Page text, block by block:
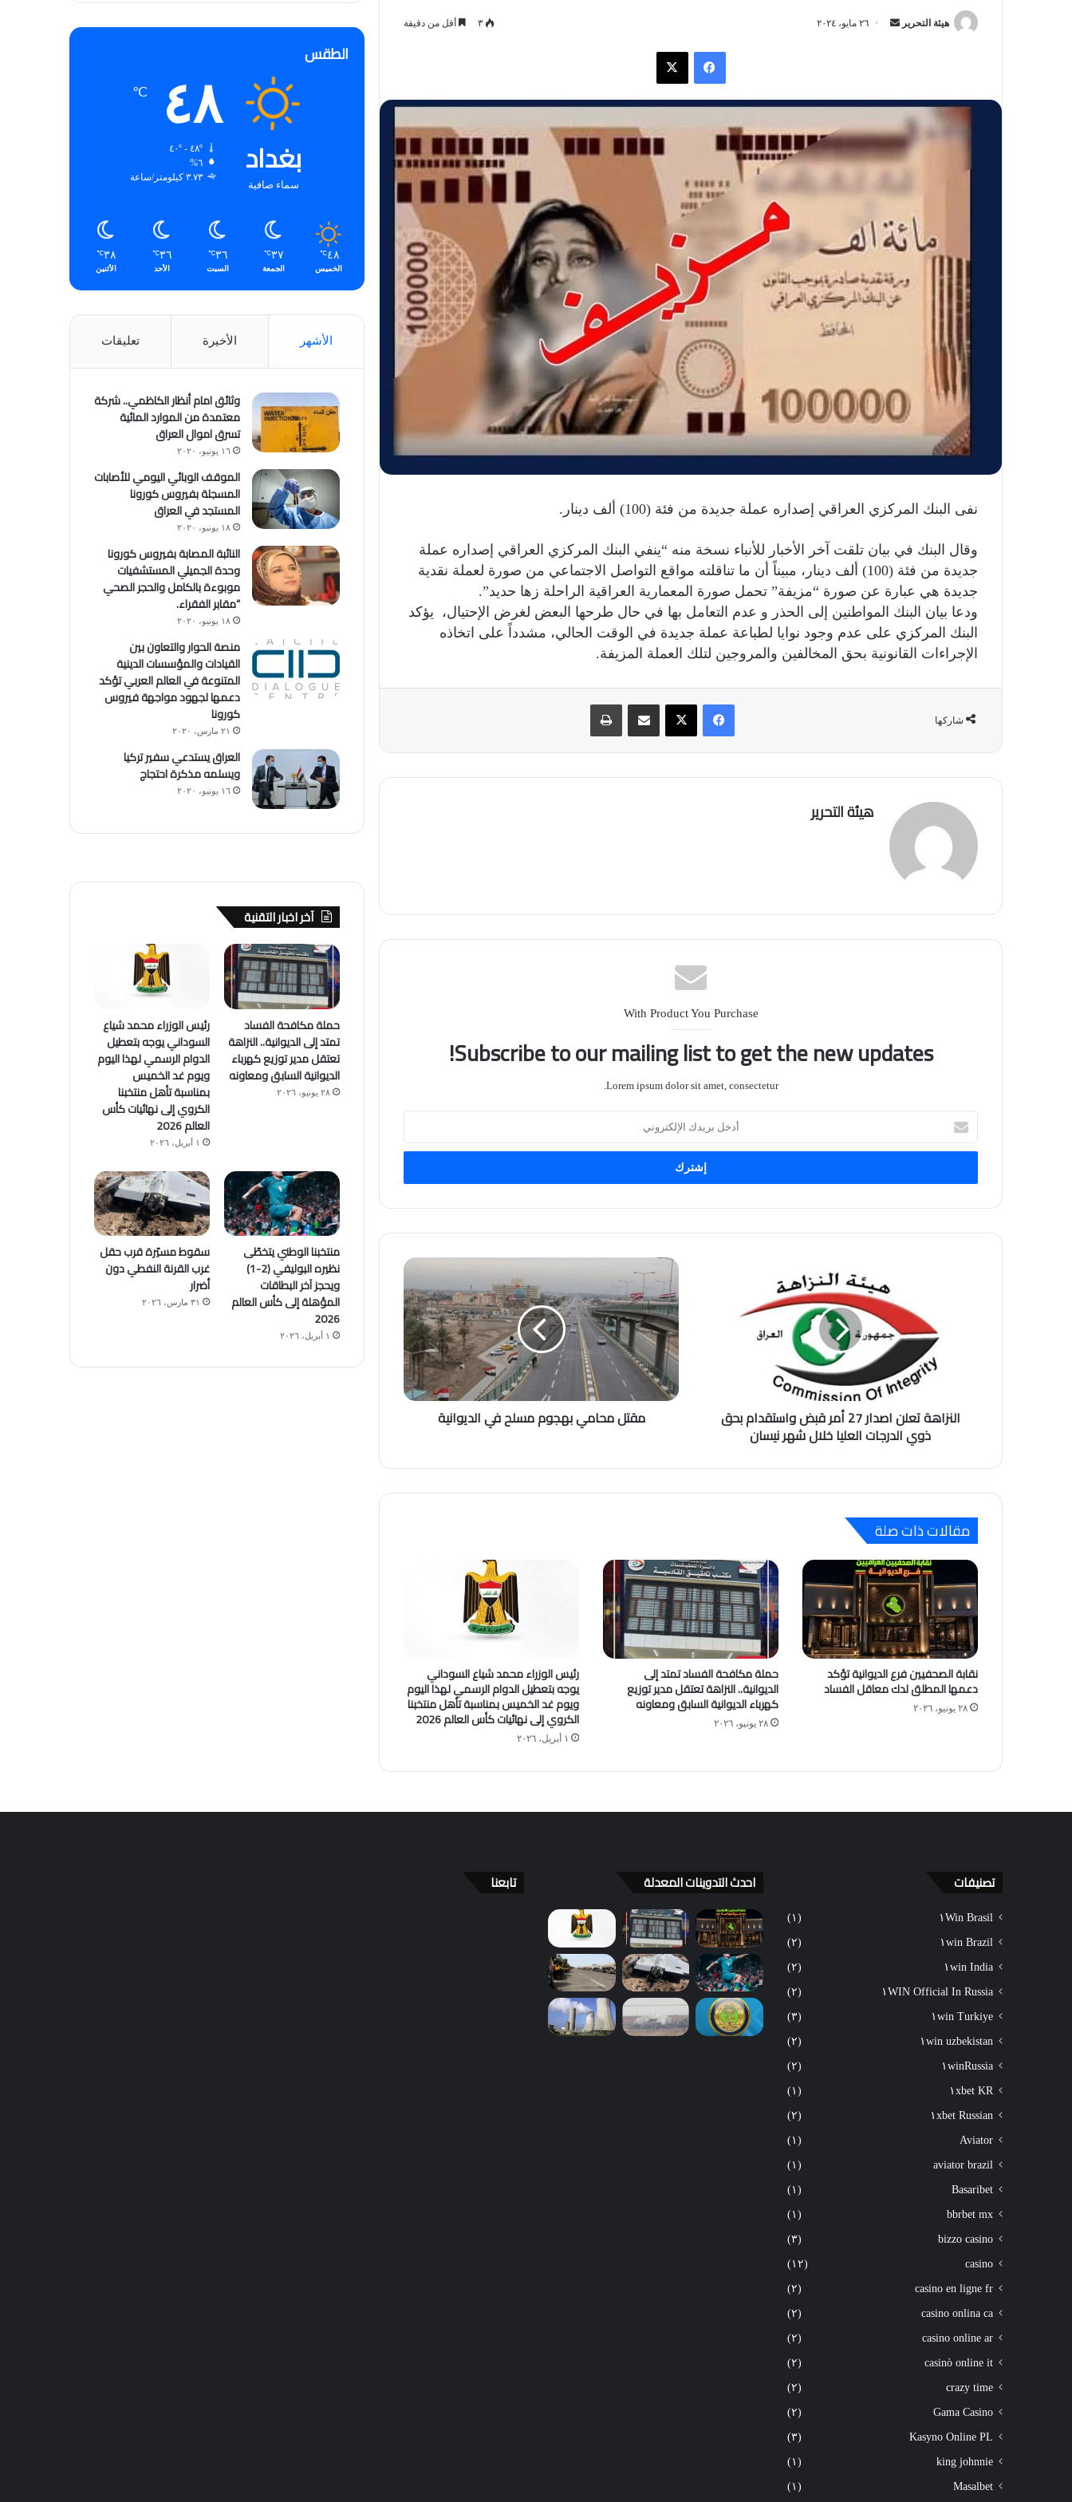
هيئة التحرير
أرسل ٢٦ مايو، ٢٠٢٤ ٣ أقل من دقيقة
فيسبوك X
نفى البنك المركزي العراقي إصداره عملة جديدة من فئة (100) ألف دينار.
وقال البنك في بيان تلقت آخر الأخبار للأنباء نسخة منه “ينفي البنك المركزي العراقي إصداره عملة
جديدة من فئة (100) ألف دينار، مبيناً أن ما تناقلته مواقع التواصل الاجتماعي من صورة لعملة نقدية
جديدة هي عبارة عن صورة “مزيفة” تحمل صورة المعمارية العراقية الراحلة زها حديد”.
ودعا بيان البنك المواطنين إلى الحذر و عدم التعامل بها في حال طرحها البعض لغرض الإحتيال، يؤكد
البنك المركزي على عدم وجود نوايا لطباعة عملة جديدة في الوقت الحالي، مشدداً على اتخاذه
الإجراءات القانونية بحق المخالفين والمروجين لتلك العملة المزيفة.
شاركها
فيسبوك X مشاركة عبر البريد طباعة
هيئة التحرير
With Product You Purchase
Subscribe to our mailing list to get the new updates!
Lorem ipsum dolor sit amet, consectetur.
بريدك
الإلكتروني
النزاهة تعلن اصدار 27 أمر قبض واستقدام بحق
ذوي الدرجات العليا خلال شهر نيسان
مقتل محامي بهجوم مسلح في الديوانية
مقالات ذات صلة
نقابة الصحفيين فرع الديوانية تؤكد
دعمها المطلق لدك معاقل الفساد
٢٨ يونيو، ٢٠٢٦
حملة مكافحة الفساد تمتد إلى
الديوانية.. النزاهة تعتقل مدير توزيع
كهرباء الديوانية السابق ومعاونه
٢٨ يونيو، ٢٠٢٦
رئيس الوزراء محمد شياع السوداني
يوجه بتعطيل الدوام الرسمي لهذا اليوم
ويوم غد الخميس بمناسبة تأهل منتخبنا
الكروي إلى نهائيات كأس العالم 2026
١ أبريل، ٢٠٢٦
الطقس
بغداد
سماء صافية
٤٨ ℃
٦%
٣.٧٣ كيلومتر/ساعة
٤٨℃
الخميس
٣٧℃
الجمعة
٣٦℃
السبت
٣٦℃
الأحد
٣٨℃
الأثنين
الأشهر الأخيرة تعليقات
وثائق امام أنظار الكاظمي.. شركة
معتمدة من الموارد المائية
تسرق اموال العراق
١٦ يونيو، ٢٠٢٠
الموقف الوبائي اليومي للأصابات
المسجلة بفيروس كورونا
المستجد في العراق
١٨ يونيو، ٢٠٢٠
النائبة المصابة بفيروس كورونا
وحدة الجميلي المستشفيات
موبوءة بالكامل والحجر الصحي
“مقابر الفقراء.
١٨ يونيو، ٢٠٢٠
منصة الحوار والتعاون بين
القيادات والمؤسسات الدينية
المتنوعة في العالم العربي تؤكد
دعمها لجهود مواجهة فيروس
كورونا
٢١ مارس، ٢٠٢٠
العراق يستدعي سفير تركيا
ويسلمه مذكرة احتجاج
١٦ يونيو، ٢٠٢٠
آخر اخبار التقنية
حملة مكافحة الفساد
تمتد إلى الديوانية.. النزاهة
تعتقل مدير توزيع كهرباء
الديوانية السابق ومعاونه
٢٨ يونيو، ٢٠٢٦
رئيس الوزراء محمد شياع
السوداني يوجه بتعطيل
الدوام الرسمي لهذا اليوم
ويوم غد الخميس
بمناسبة تأهل منتخبنا
الكروي إلى نهائيات كأس
العالم 2026
١ أبريل، ٢٠٢٦
منتخبنا الوطني يتخطّى
نظيره البوليفي (2-1)
ويحجز آخر البطاقات
المؤهلة إلى كأس العالم
2026
١ أبريل، ٢٠٢٦
سقوط مسيّرة قرب حقل
غرب القرنة النفطي دون
أضرار
٣١ مارس، ٢٠٢٦
تصنيفات
١Win Brasil (١)
١win Brazil (٢)
١win India (٢)
١WIN Official In Russia (٢)
١win Turkiye (٣)
١win uzbekistan (٢)
١winRussia (٢)
١xbet KR (١)
١xbet Russian (٢)
Aviator (١)
aviator brazil (١)
Basaribet (١)
bbrbet mx (١)
bizzo casino (٣)
casino (١٢)
casino en ligne fr (٢)
casino onlina ca (٢)
casino online ar (٢)
casinò online it (٢)
crazy time (٢)
Gama Casino (٢)
Kasyno Online PL (٣)
king johnnie (١)
Masalbet (١)
احدث التدوينات المعدلة تابعنا